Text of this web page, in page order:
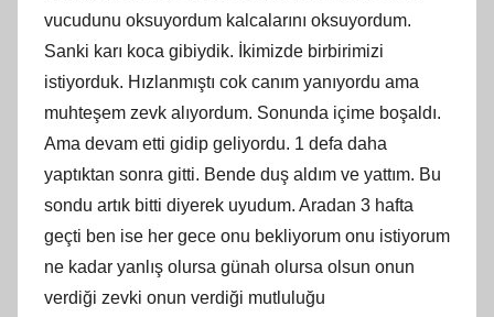
vucudunu oksuyordum kalcalarını oksuyordum.
Sanki karı koca gibiydik. İkimizde birbirimizi
istiyorduk. Hızlanmıştı cok canım yanıyordu ama
muhteşem zevk alıyordum. Sonunda içime boşaldı.
Ama devam etti gidip geliyordu. 1 defa daha
yaptıktan sonra gitti. Bende duş aldım ve yattım. Bu
sondu artık bitti diyerek uyudum. Aradan 3 hafta
geçti ben ise her gece onu bekliyorum onu istiyorum
ne kadar yanlış olursa günah olursa olsun onun
verdiği zevki onun verdiği mutluluğu